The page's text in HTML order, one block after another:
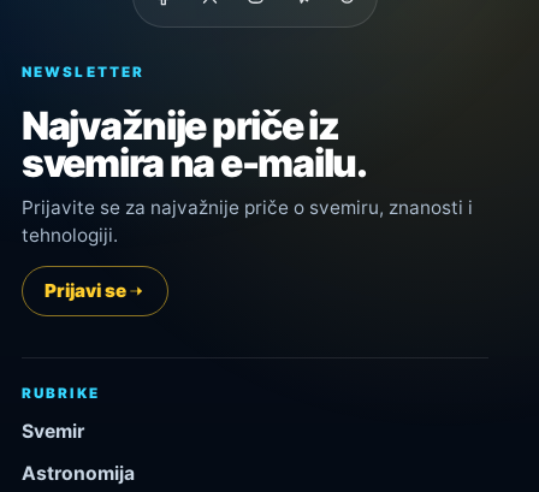
NEWSLETTER
Najvažnije priče iz
svemira na e-mailu.
Prijavite se za najvažnije priče o svemiru, znanosti i
tehnologiji.
Prijavi se
RUBRIKE
Svemir
Astronomija